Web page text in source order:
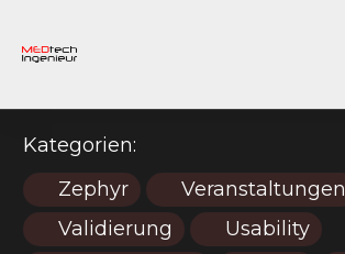
Kategorien:
Zephyr
Veranstaltungen
Validierung
Usability